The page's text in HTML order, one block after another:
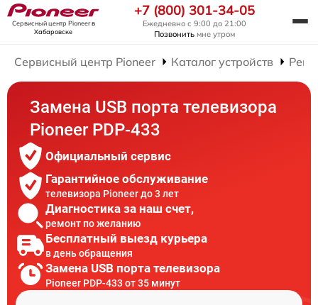
Сервисный центр Pioneerв
Хабаровске
+7 (800) 301-34-05
Ежедневно с 9:00 до 21:00
Позвонить мне утром
Сервисный центр Pioneer Каталог устройств
Замена USB порта телевизора
Pioneer PDP-433
Официальный сервис
Гарантийное обслуживание
телевизора Pioneer до 3 лет
Диагностика за наш счет,
ремонт по желанию
Бесплатный выезд курьера
в день обращения
Замена USB порта телевизора
Pioneer PDP-433 от 35 минут